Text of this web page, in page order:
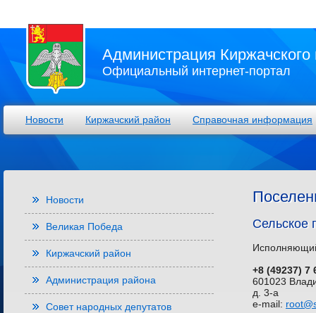
Администрация
Официальный интернет-портал
Новости Киржачский район Справочная информация
Новости
Великая Победа
Киржачский район
Администрация района
Совет народных депутатов
Сельское
+8 (49237) 7
601023
д. 3-а
e-mail: